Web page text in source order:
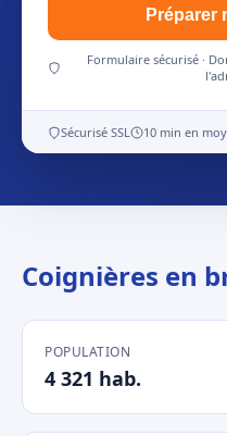
Préparer
Formulaire sécurisé ·
Sécurisé SSL 10 min en
Coignières en
POPULATION
4 321 hab.